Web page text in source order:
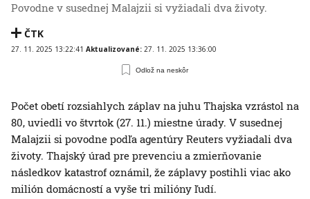
Povodne v susednej Malajzii si vyžiadali dva životy.
ČTK
27. 11. 2025 13:22:41 Aktualizované: 27. 11. 2025 13:36:00
Odlož na neskôr
Počet obetí rozsiahlych záplav na juhu Thajska vzrástol na
80, uviedli vo štvrtok (27. 11.) miestne úrady. V susednej
Malajzii si povodne podľa agentúry Reuters vyžiadali dva
životy. Thajský úrad pre prevenciu a zmierňovanie
následkov katastrof oznámil, že záplavy postihli viac ako
milión domácností a vyše tri milióny ľudí.